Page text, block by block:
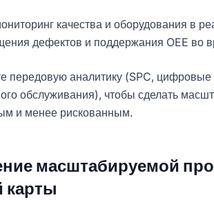
качества и оборудования в
дефектов и поддержания OEE во
передовую аналитику (SPC,
обслуживания), чтобы сделать
и менее рискованным.
масштабируемой
карты